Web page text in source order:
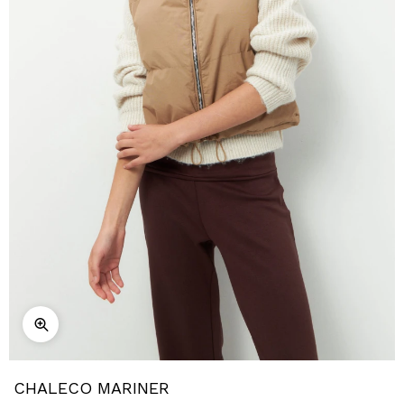
CHALECO MARINER